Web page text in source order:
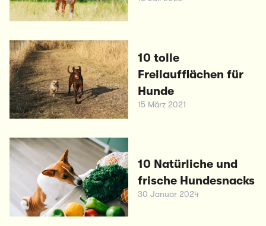
10 tolle
Freilaufflächen für
Hunde
15 März 2021
10 Natürliche und
frische Hundesnacks
30 Januar 2024